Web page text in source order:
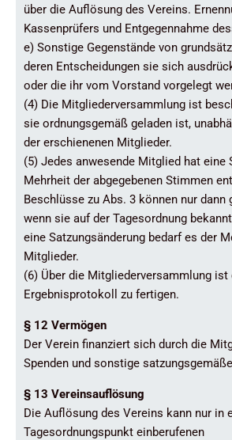
über die Auflösung des Vereins.
Kassenprüfers und Entgegennahme
e) Sonstige Gegenstände von
deren Entscheidungen sie sich
oder die ihr vom Vorstand vorgelegt
(4) Die Mitgliederversammlung ist
sie ordnungsgemäß geladen ist,
der erschienenen Mitglieder.
(5) Jedes anwesende Mitglied hat eine
Mehrheit der abgegebenen Stimmen
Beschlüsse zu Abs. 3 können nur dann
wenn sie auf der Tagesordnung
eine Satzungsänderung bedarf es der
Mitglieder.
(6) Über die Mitgliederversammlung ist
Ergebnisprotokoll zu fertigen.
§ 12 Vermögen
Der Verein finanziert sich durch die
Spenden und sonstige
§ 13 Vereinsauflösung
Die Auflösung des Vereins kann nur in
Tagesordnungspunkt einberufenen